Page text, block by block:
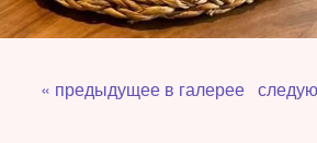
« предыдущее в галерее